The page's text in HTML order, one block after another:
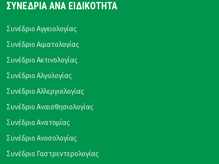
ΣΥΝΕΔΡΙΑ ΑΝΑ ΕΙΔΙΚΟΤΗΤΑ
Συνέδριο Αγγειολογίας
Συνέδριο Αιματολογίας
Συνέδριο Ακτινολογίας
Συνέδριο Αλγολογίας
Συνέδριο Αλλεργιολογίας
Συνέδριο Αναισθησιολογίας
Συνέδριο Ανατομίας
Συνέδριο Ανοσολογίας
Συνέδριο Γαστρεντερολογίας